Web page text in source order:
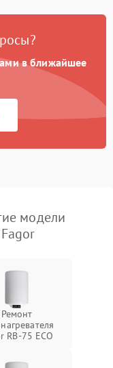
в ближайшее
модели
Ремонт
RB-75 ECO